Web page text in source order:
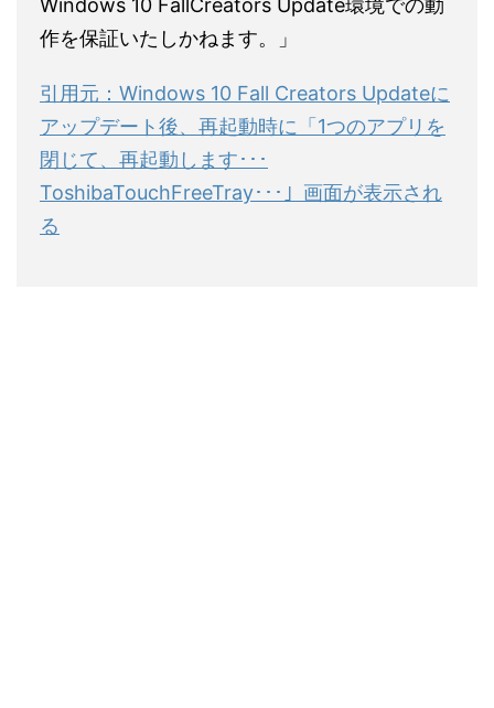
作を保証いたしかねます。」
引用元：Windows 10 Fall Creators Updateに
アップデート後、再起動時に「1つのアプリを
閉じて、再起動します･･･
ToshibaTouchFreeTray･･･」画面が表示され
る